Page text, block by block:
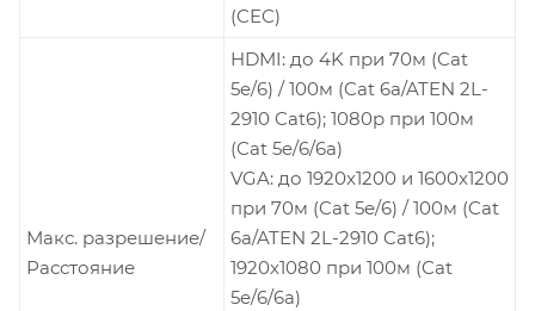
(CEC)
Макс. разрешение/
Расстояние
HDMI: до 4K при 70м (Cat
5e/6) / 100м (Cat 6a/ATEN 2L-
2910 Cat6); 1080p при 100м
(Cat 5e/6/6a)
VGA: до 1920x1200 и 1600x1200
при 70м (Cat 5e/6) / 100м (Cat
6a/ATEN 2L-2910 Cat6);
1920x1080 при 100м (Cat
5e/6/6a)